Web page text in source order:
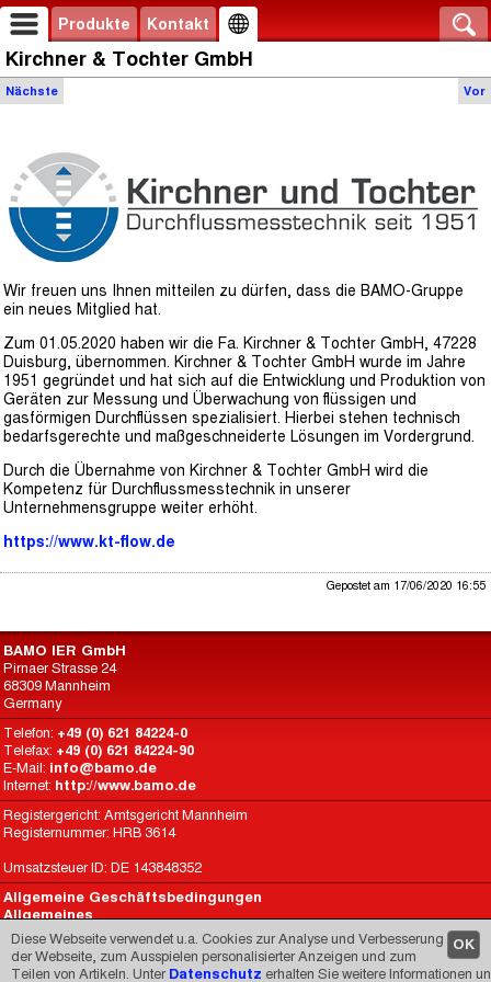
OK
Diese Webseite verwendet u.a. Cookies zur Analyse und Verbesserung
der Webseite, zum Ausspielen personalisierter Anzeigen und zum
Teilen von Artikeln. Unter Datenschutz erhalten Sie weitere Informationen
Produkte Kontakt
Kirchner & Tochter GmbH
Vor
Nächste
Wir freuen uns Ihnen mitteilen zu dürfen, dass die BAMO-Gruppe
ein neues Mitglied hat.
Zum 01.05.2020 haben wir die Fa. Kirchner & Tochter GmbH, 47228
Duisburg, übernommen. Kirchner & Tochter GmbH wurde im Jahre
1951 gegründet und hat sich auf die Entwicklung und Produktion von
Geräten zur Messung und Überwachung von flüssigen und
gasförmigen Durchflüssen spezialisiert. Hierbei stehen technisch
bedarfsgerechte und maßgeschneiderte Lösungen im Vordergrund.
Durch die Übernahme von Kirchner & Tochter GmbH wird die
Kompetenz für Durchflussmesstechnik in unserer
Unternehmensgruppe weiter erhöht.
https://www.kt-flow.de
Gepostet am 17/06/2020 16:55
BAMO IER GmbH
Pirnaer Strasse 24
68309 Mannheim
Germany
Telefon: +49 (0) 621 84224-0
Telefax: +49 (0) 621 84224-90
E-Mail: info@bamo.de
Internet: http://www.bamo.de
Registergericht: Amtsgericht Mannheim
Registernummer: HRB 3614
Umsatzsteuer ID: DE 143848352
Allgemeine Geschäftsbedingungen
Allgemeines
Datenschutz
BAMO International